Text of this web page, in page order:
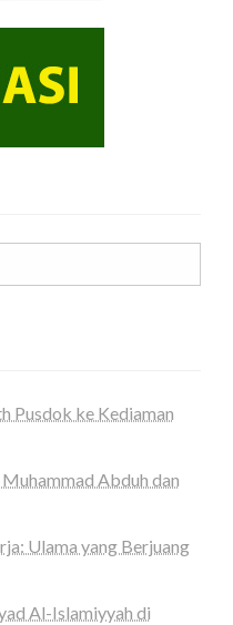
Pusdok ke Kediaman
Abduh dan
Ulama yang Berjuang
Al-Islamiyyah di